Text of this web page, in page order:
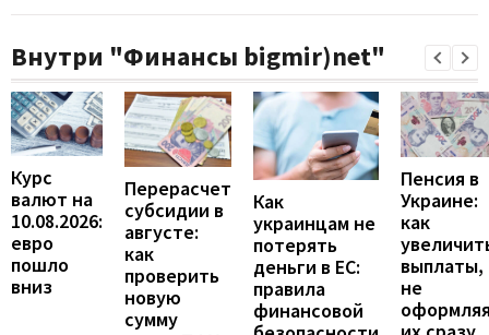
Внутри "Финансы bigmir)net"
Курс
валют на
10.08.2026:
евро
пошло
вниз
Перерасчет
субсидии в
августе:
как
проверить
новую
сумму
Как
украинцам не
потерять
деньги в ЕС:
правила
финансовой
Пенсия в
Украине:
как
выплаты,
не